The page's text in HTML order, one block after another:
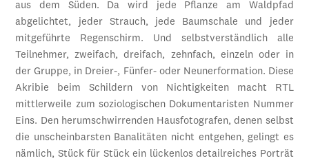
aus dem Süden. Da wird jede Pflanze am Waldpfad
abgelichtet, jeder Strauch, jede Baumschale und jeder
mitgeführte Regenschirm. Und selbstverständlich alle
Teilnehmer, zweifach, dreifach, zehnfach, einzeln oder in
der Gruppe, in Dreier-, Fünfer- oder Neunerformation. Diese
Akribie beim Schildern von Nichtigkeiten macht RTL
mittlerweile zum soziologischen Dokumentaristen Nummer
Eins. Den herumschwirrenden Hausfotografen, denen selbst
die unscheinbarsten Banalitäten nicht entgehen, gelingt es
nämlich, Stück für Stück ein lückenlos detailreiches Porträt